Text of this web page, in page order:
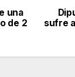
sufre
una
de 2